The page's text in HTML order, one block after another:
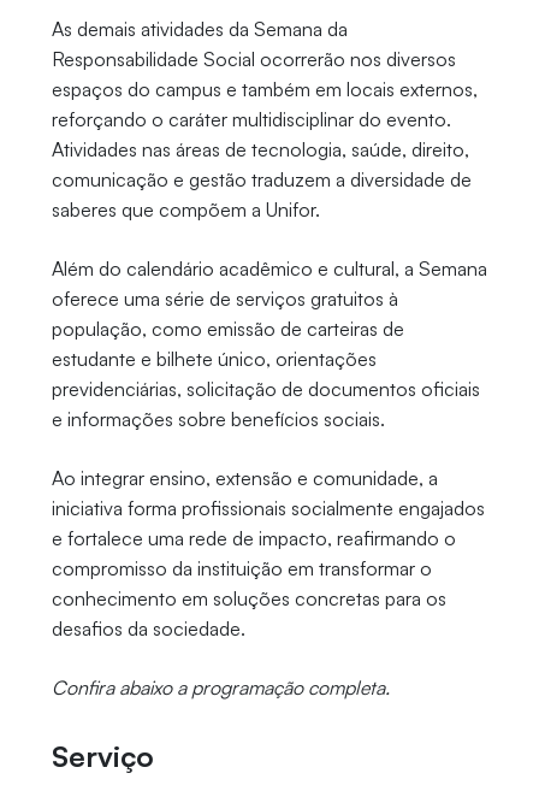
As demais atividades da Semana da
Responsabilidade Social ocorrerão nos diversos
espaços do campus e também em locais externos,
reforçando o caráter multidisciplinar do evento.
Atividades nas áreas de tecnologia, saúde, direito,
comunicação e gestão traduzem a diversidade de
saberes que compõem a Unifor.
Além do calendário acadêmico e cultural, a Semana
oferece uma série de serviços gratuitos à
população, como emissão de carteiras de
estudante e bilhete único, orientações
previdenciárias, solicitação de documentos oficiais
e informações sobre benefícios sociais.
Ao integrar ensino, extensão e comunidade, a
iniciativa forma profissionais socialmente engajados
e fortalece uma rede de impacto, reafirmando o
compromisso da instituição em transformar o
conhecimento em soluções concretas para os
desafios da sociedade.
Confira abaixo a programação completa.
Serviço